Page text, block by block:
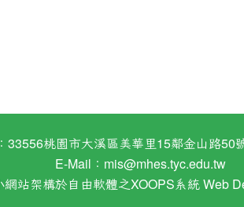
33556桃園市大溪區美華里15鄰金山路50
E-Mail： mis@mhes.tyc.edu.tw
網站架構於自由軟體之XOOPS系統 Web